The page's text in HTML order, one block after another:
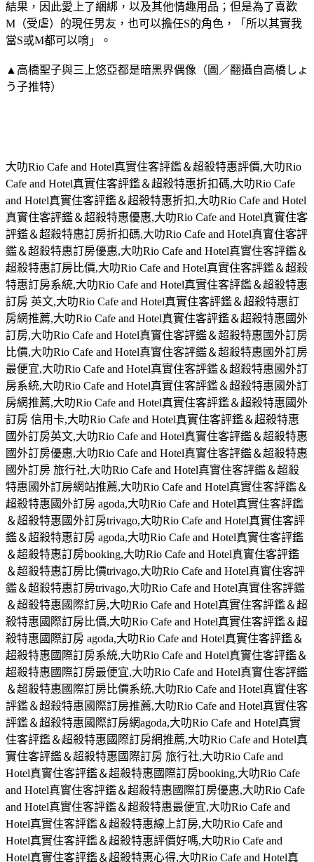
結果，因此愛上了綑綁，以及其他情趣用品；但是為了喜歡
M（受虐）的現任男友，也可以擔任S的角色，「所以其實我
當S或M都可以唷」。
▲高橋聖子與三上悠亞都是暗黑界偶像（圖／翻攝自高橋しょ
う子推特）
大叻Rio Cafe and Hotel真實住客評鑑＆超殺特惠評價,大叻Rio
Cafe and Hotel真實住客評鑑＆超殺特惠折扣碼,大叻Rio Cafe
and Hotel真實住客評鑑＆超殺特惠折扣,大叻Rio Cafe and Hotel
真實住客評鑑＆超殺特惠優惠,大叻Rio Cafe and Hotel真實住客
評鑑＆超殺特惠訂房折扣碼,大叻Rio Cafe and Hotel真實住客評
鑑＆超殺特惠訂房優惠,大叻Rio Cafe and Hotel真實住客評鑑＆
超殺特惠訂房比價,大叻Rio Cafe and Hotel真實住客評鑑＆超殺
特惠訂房系統,大叻Rio Cafe and Hotel真實住客評鑑＆超殺特惠
訂房 英文,大叻Rio Cafe and Hotel真實住客評鑑＆超殺特惠訂
房網推薦,大叻Rio Cafe and Hotel真實住客評鑑＆超殺特惠國外
訂房,大叻Rio Cafe and Hotel真實住客評鑑＆超殺特惠國外訂房
比價,大叻Rio Cafe and Hotel真實住客評鑑＆超殺特惠國外訂房
最便宜,大叻Rio Cafe and Hotel真實住客評鑑＆超殺特惠國外訂
房系統,大叻Rio Cafe and Hotel真實住客評鑑＆超殺特惠國外訂
房網推薦,大叻Rio Cafe and Hotel真實住客評鑑＆超殺特惠國外
訂房 信用卡,大叻Rio Cafe and Hotel真實住客評鑑＆超殺特惠
國外訂房英文,大叻Rio Cafe and Hotel真實住客評鑑＆超殺特惠
國外訂房優惠,大叻Rio Cafe and Hotel真實住客評鑑＆超殺特惠
國外訂房 旅行社,大叻Rio Cafe and Hotel真實住客評鑑＆超殺
特惠國外訂房網站推薦,大叻Rio Cafe and Hotel真實住客評鑑＆
超殺特惠國外訂房 agoda,大叻Rio Cafe and Hotel真實住客評鑑
＆超殺特惠國外訂房trivago,大叻Rio Cafe and Hotel真實住客評
鑑＆超殺特惠訂房 agoda,大叻Rio Cafe and Hotel真實住客評鑑
＆超殺特惠訂房booking,大叻Rio Cafe and Hotel真實住客評鑑
＆超殺特惠訂房比價trivago,大叻Rio Cafe and Hotel真實住客評
鑑＆超殺特惠訂房trivago,大叻Rio Cafe and Hotel真實住客評鑑
＆超殺特惠國際訂房,大叻Rio Cafe and Hotel真實住客評鑑＆超
殺特惠國際訂房比價,大叻Rio Cafe and Hotel真實住客評鑑＆超
殺特惠國際訂房 agoda,大叻Rio Cafe and Hotel真實住客評鑑＆
超殺特惠國際訂房系統,大叻Rio Cafe and Hotel真實住客評鑑＆
超殺特惠國際訂房最便宜,大叻Rio Cafe and Hotel真實住客評鑑
＆超殺特惠國際訂房比價系統,大叻Rio Cafe and Hotel真實住客
評鑑＆超殺特惠國際訂房推薦,大叻Rio Cafe and Hotel真實住客
評鑑＆超殺特惠國際訂房網agoda,大叻Rio Cafe and Hotel真實
住客評鑑＆超殺特惠國際訂房網推薦,大叻Rio Cafe and Hotel真
實住客評鑑＆超殺特惠國際訂房 旅行社,大叻Rio Cafe and
Hotel真實住客評鑑＆超殺特惠國際訂房booking,大叻Rio Cafe
and Hotel真實住客評鑑＆超殺特惠國際訂房優惠,大叻Rio Cafe
and Hotel真實住客評鑑＆超殺特惠最便宜,大叻Rio Cafe and
Hotel真實住客評鑑＆超殺特惠線上訂房,大叻Rio Cafe and
Hotel真實住客評鑑＆超殺特惠評價好嗎,大叻Rio Cafe and
Hotel真實住客評鑑＆超殺特惠心得,大叻Rio Cafe and Hotel真